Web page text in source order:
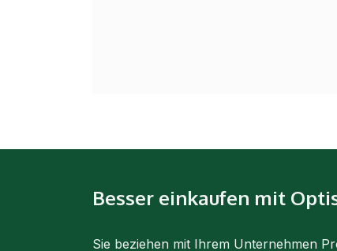
Besser einkaufen mit
Sie beziehen mit Ihrem Unternehmen